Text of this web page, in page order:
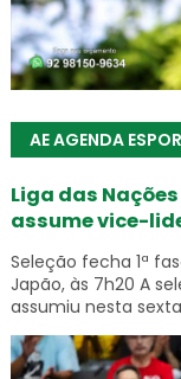
AE AGENDA
Liga das
assume vice-
Seleção fecha 1ª
Japão, às 7h20 A
assumiu nesta